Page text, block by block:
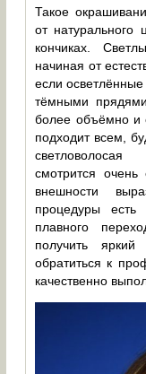
Такое
от натурального
кончиках.
начиная от
если
тёмными
более объёмно и
подходит всем,
смотрится
внешности
процедуры есть
плавного
получить
обратиться к
качественно